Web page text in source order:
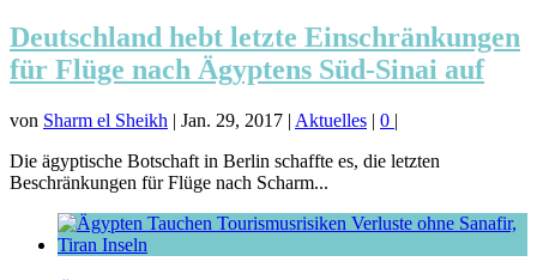
Deutschland hebt letzte Einschränkungen
für Flüge nach Ägyptens Süd-Sinai auf
von Sharm el Sheikh | Jan. 29, 2017 | Aktuelles | 0 |
Die ägyptische Botschaft in Berlin schaffte es, die letzten
Beschränkungen für Flüge nach Scharm...